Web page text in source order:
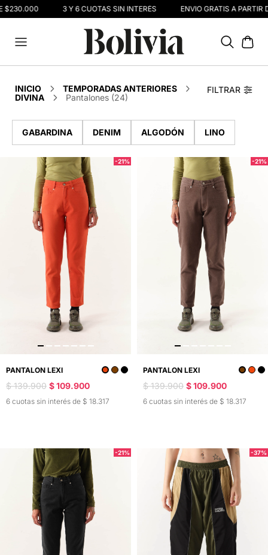
$230.000 3 Y 6 CUOTAS SIN INTERÉS ENVIO GRATIS A PARTIR
FILTRAR
INICIO
TEMPORADAS ANTERIORES
DIVINA
Pantalones (24)
GABARDINA DENIM ALGODÓN LINO
-21%
PANTALON LEXI
$ 139.900 $ 109.900
6 cuotas sin interés de $ 18.317
-21%
PANTALON LEXI
$ 139.900 $ 109.900
6 cuotas sin interés de $ 18.317
-21% -37%